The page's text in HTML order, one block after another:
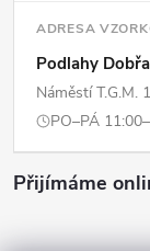
ADRESA
Podlahy
Náměstí T.G.M.
PO–PÁ
Přijímáme